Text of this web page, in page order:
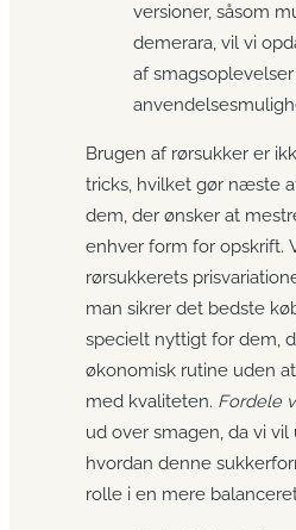
versioner, såsom
demerara, vil vi
af
Brugen af rørsukker er
tricks, hvilket gør næste
dem, der ønsker at
enhver form for opskrift.
rørsukkerets
man sikrer det bedste
specielt nyttigt for dem,
økonomisk rutine uden
med kvaliteten. Fordele
ud over smagen, da vi vil
hvordan denne
rolle i en mere